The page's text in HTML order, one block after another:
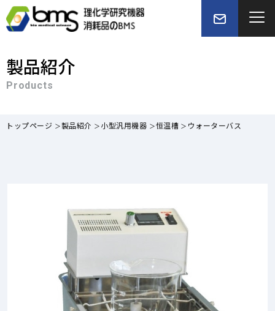
製品紹介
Products
トップページ 製品紹介 小型汎用機器 恒温槽 ウォーターバス